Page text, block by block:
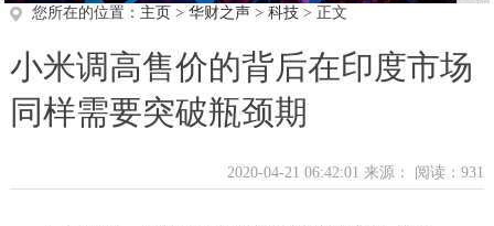
您所在的位置： 主页 > 华财之声> 科技> 正文
小米调高售价的背后在印度市场
同样需要突破瓶颈期
2020-04-21 06:42:01 来源： 阅读：931